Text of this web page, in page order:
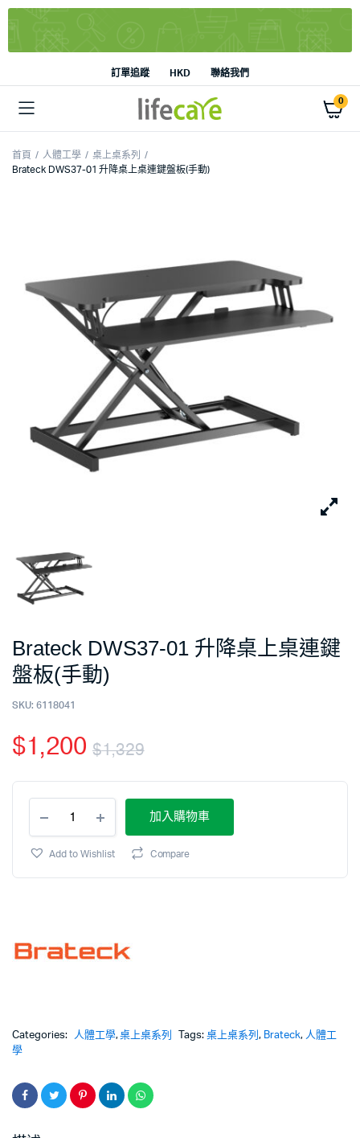
訂單追蹤 HKD 聯絡我們
0
首頁 人體工學
桌上桌系列
Brateck DWS37-01 升降桌上桌連鍵盤板(手動)
Brateck DWS37-01 升降桌上桌連鍵
盤板(手動)
SKU: 6118041
$1,329
$1,200
加入購物車
Add to Wishlist Compare
Categories: 人體工學,桌上桌系列 Tags:桌上桌系列, Brateck, 人體工
學